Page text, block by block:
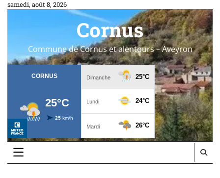
Skipsamedi, août 8, 2026
Cornus
Commune de Cornus et alentours – Aveyron